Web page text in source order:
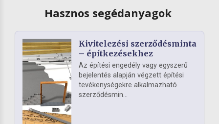
Hasznos segédanyagok
Kivitelezési szerződésminta
– építkezésekhez
Az építési engedély vagy egyszerű
bejelentés alapján végzett építési
tevékenységekre alkalmazható
szerződésmin...